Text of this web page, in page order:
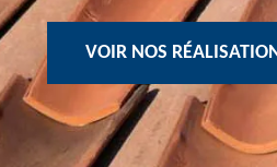
VOIR NOS